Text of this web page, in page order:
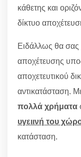
κάθετης και
δίκτυο
Ειδάλλως θα σας
αποχέτευσης
αποχετευτικού
αντικατάσταση.
πολλά χρήματα
υγειινή του
κατάσταση.